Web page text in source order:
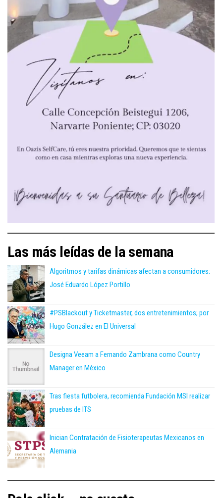
Las más leídas de la semana
Algoritmos y tarifas dinámicas afectan a consumidores:
José Eduardo López Portillo
#PSBlackout y Ticketmaster, dos entretenimientos; por
Hugo González en El Universal
Designa Veeam a Fernando Zambrana como Country
Manager en México
Tras fiesta futbolera, recomienda Fundación MSI realizar
pruebas de ITS
Inician Contratación de Fisioterapeutas Mexicanos en
Alemania